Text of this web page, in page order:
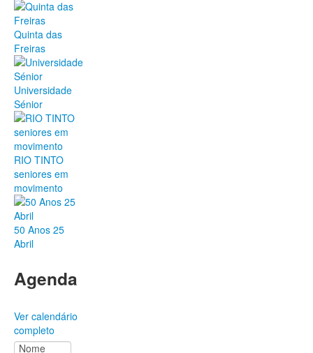
Quinta das
Freiras
Universidade
Sénior
RIO TINTO
seniores em
movimento
50 Anos 25
Abril
Agenda
Ver calendário
completo